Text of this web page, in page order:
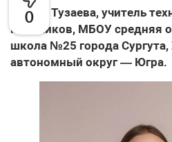
0
Галина Тузаева, учитель
мальчиков, МБОУ средняя
школа №25 города
автономный округ — Югра.